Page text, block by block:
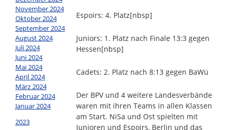
Espoirs: 4. Platz[nbsp]
Juniors: 1. Platz nach Finale 13:3 gegen
Hessen[nbsp]
Cadets: 2. Platz nach 8:13 gegen BaWü
Der BPV und 4 weitere Landesverbände
waren mit ihren Teams in allen Klassen
am Start. NiSa und Ost spielten mit
Junioren und Espoirs, Berlin und das
November 2024
Oktober 2024
September 2024
August 2024
Juli 2024
Juni 2024
Mai 2024
April 2024
März 2024
Februar 2024
Januar 2024
2023